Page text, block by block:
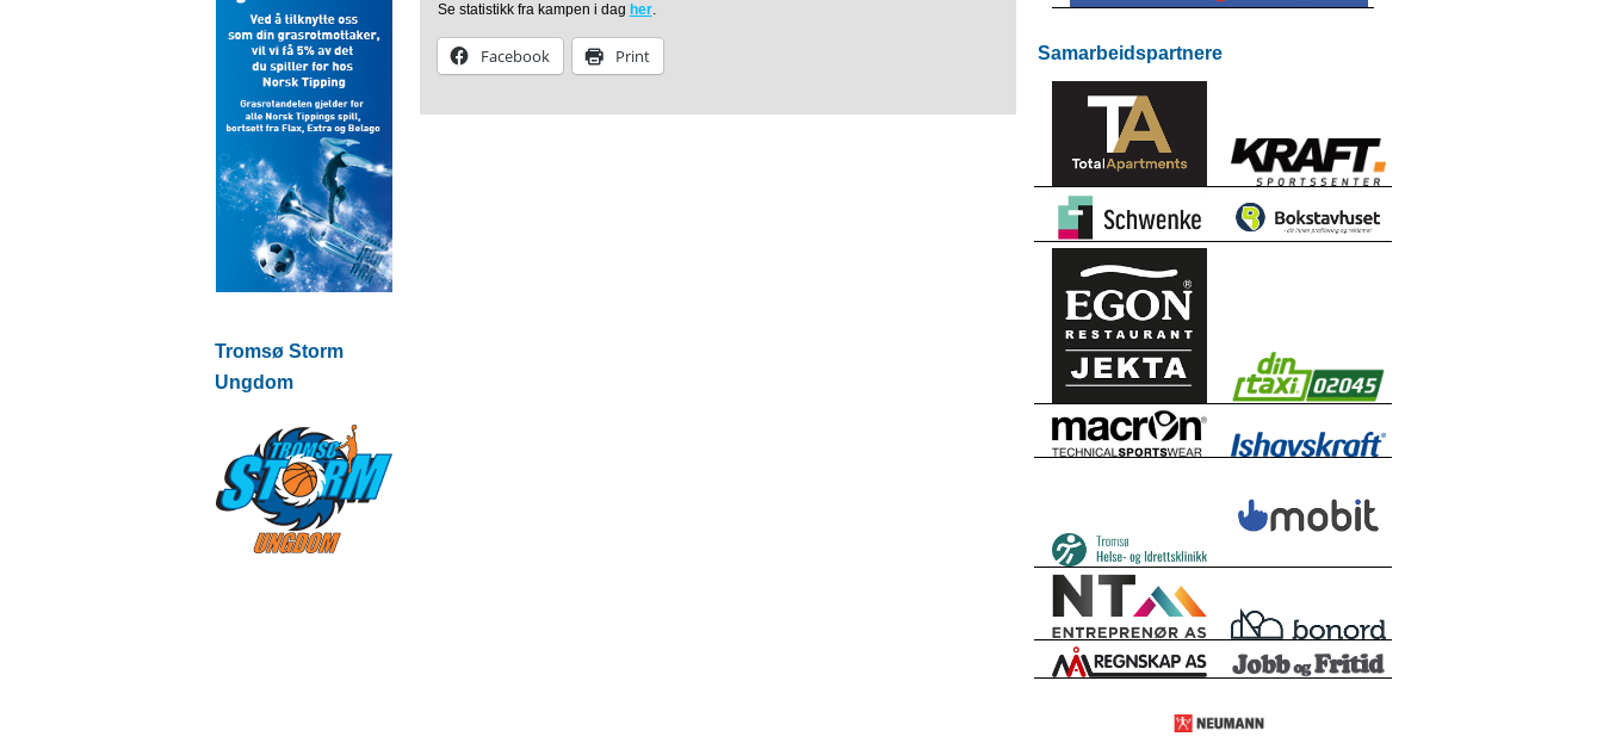
Tromsø Storm
Ungdom
Se statistikk fra kampen i dag her.
Facebook Print Samarbeidspartnere